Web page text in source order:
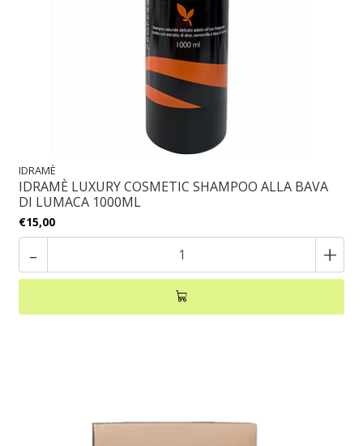
IDRAMÈ
IDRAMÈ LUXURY COSMETIC SHAMPOO ALLA BAVA
DI LUMACA 1000ML
€15,00
- +